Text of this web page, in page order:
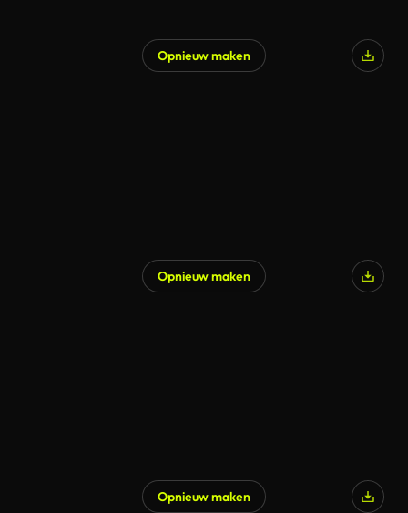
Opnieuw maken
Opnieuw maken
Opnieuw maken